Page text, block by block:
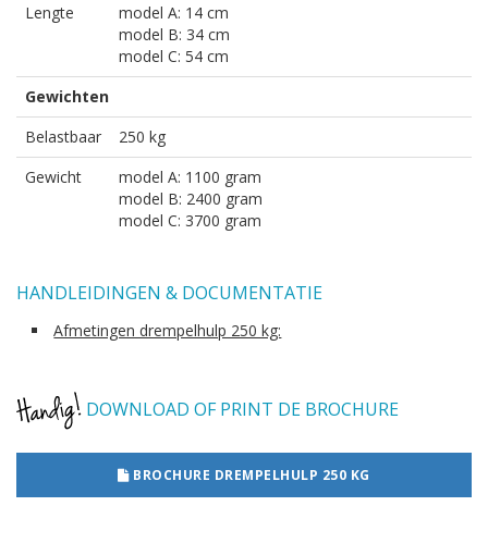
Lengte
model A: 14 cm
model B: 34 cm
model C: 54 cm
Gewichten
Belastbaar
250 kg
Gewicht
model A: 1100 gram
model B: 2400 gram
model C: 3700 gram
HANDLEIDINGEN & DOCUMENTATIE
Afmetingen drempelhulp 250 kg:
DOWNLOAD OF PRINT DE BROCHURE
BROCHURE DREMPELHULP 250 KG